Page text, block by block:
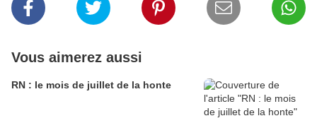
Vous aimerez aussi
RN : le mois de juillet de la honte